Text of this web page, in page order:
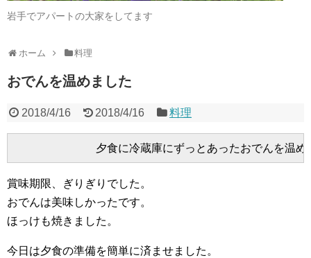
岩手でアパートの大家をしてます
ホーム 料理
おでんを温めました
2018/4/16 2018/4/16 料理
賞味期限、ぎりぎりでした。
おでんは美味しかったです。
ほっけも焼きました。
今日は夕食の準備を簡単に済ませました。